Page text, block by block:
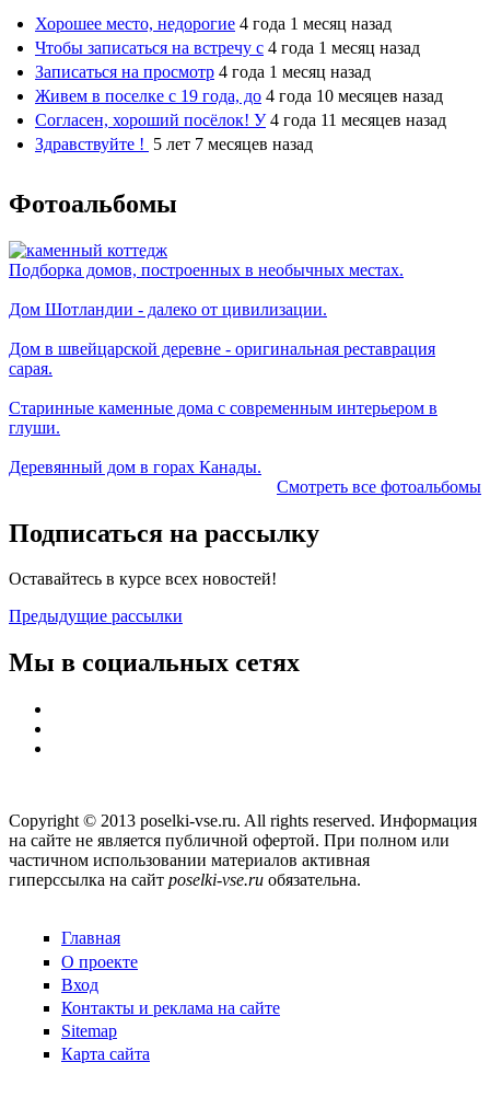
Хорошее место, недорогие 4 года 1 месяц назад
Чтобы записаться на встречу с 4 года 1 месяц назад
Записаться на просмотр 4 года 1 месяц назад
Живем в поселке с 19 года, до 4 года 10 месяцев назад
Согласен, хороший посёлок! У 4 года 11 месяцев назад
Здравствуйте ! 5 лет 7 месяцев назад
Фотоальбомы
Подборка домов, построенных в необычных местах.
Дом Шотландии - далеко от цивилизации.
Дом в швейцарской деревне - оригинальная реставрация
сарая.
Старинные каменные дома с современным интерьером в
глуши.
Деревянный дом в горах Канады.
Смотреть все фотоальбомы
Подписаться на рассылку
Оставайтесь в курсе всех новостей!
Предыдущие рассылки
Мы в социальных сетях
Copyright © 2013 poselki-vse.ru. All rights reserved. Информация
на сайте не является публичной офертой. При полном или
частичном использовании материалов активная
гиперссылка на сайт poselki-vse.ru​ обязательна.
Главная
О проекте
Вход
Контакты и реклама на сайте
Sitemap
Карта сайта